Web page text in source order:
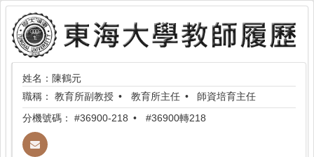
姓名：陳鶴元
職稱： 教育所副教授 教育所主任
師資培育主任
分機號碼： #36900-218 #36900轉218